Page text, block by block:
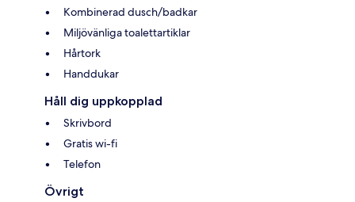
Kombinerad dusch/badkar
Miljövänliga toalettartiklar
Hårtork
Handdukar
Håll dig uppkopplad
Skrivbord
Gratis wi-fi
Telefon
Övrigt